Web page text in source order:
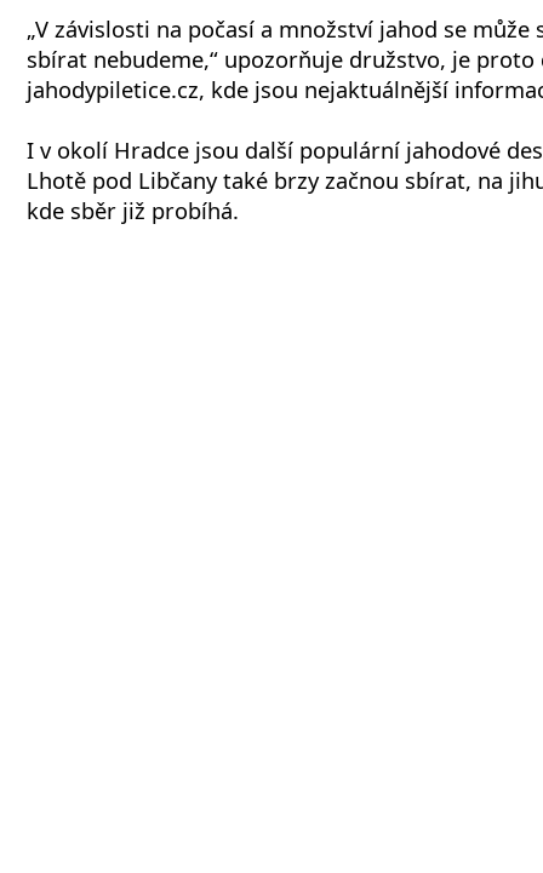
„V závislosti na počasí a množství jahod se
sbírat nebudeme,“ upozorňuje družstvo, je
jahodypiletice.cz, kde jsou nejaktuálnější
I v okolí Hradce jsou další populární jahodové
Lhotě pod Libčany také brzy začnou sbírat, na
kde sběr již probíhá.